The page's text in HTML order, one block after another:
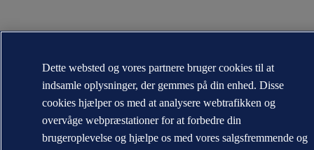
Dette websted og vores partnere bruger cookies til at
indsamle oplysninger, der gemmes på din enhed. Disse
cookies hjælper os med at analysere webtrafikken og
overvåge webpræstationer for at forbedre din
brugeroplevelse og hjælpe os med vores salgsfremmende og